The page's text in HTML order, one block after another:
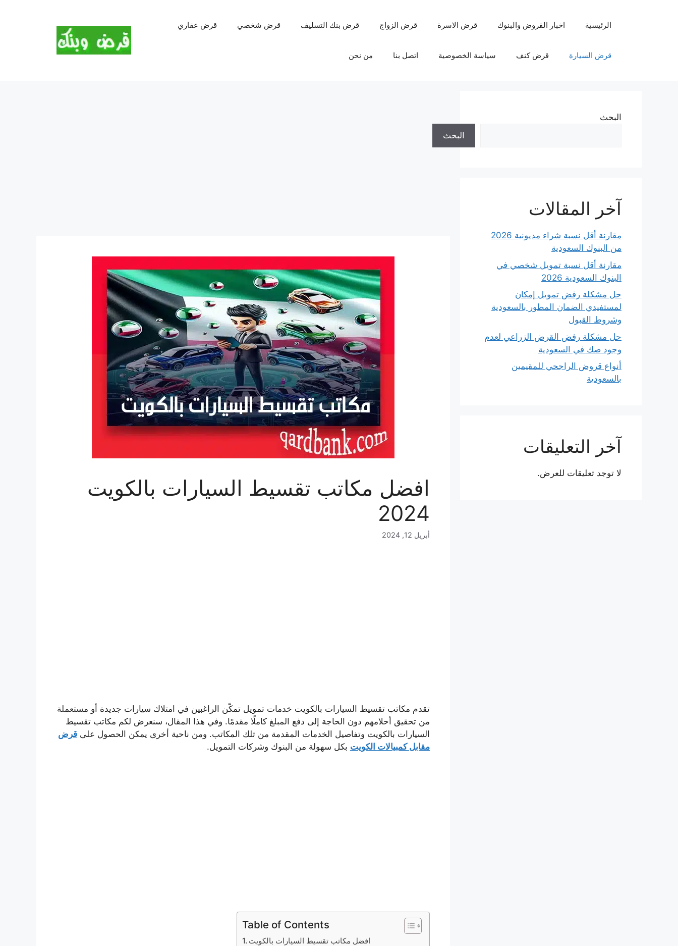
الرئيسية اخبار القروض والبنوك قرض الاسرة قرض الزواج قرض بنك التسليف قرض شخصي قرض عقاري
قرض السيارة قرض كنف سياسة الخصوصية اتصل بنا من نحن
افضل مكاتب تقسيط السيارات بالكويت
2024
أبريل 12, 2024
تقدم مكاتب تقسيط السيارات بالكويت خدمات تمويل تمكّن الراغبين في امتلاك سيارات جديدة أو مستعملة
من تحقيق أحلامهم دون الحاجة إلى دفع المبلغ كاملًا مقدمًا. وفي هذا المقال، سنعرض لكم مكاتب تقسيط
السيارات بالكويت وتفاصيل الخدمات المقدمة من تلك المكاتب. ومن ناحية أخرى يمكن الحصول على قرض
مقابل كمبيالات الكويت بكل سهولة من البنوك وشركات التمويل.
Table of Contents
افضل مكاتب تقسيط السيارات بالكويت
البحث
البحث
آخر المقالات
مقارنة أقل نسبة شراء مديونية 2026
من البنوك السعودية
مقارنة أقل نسبة تمويل شخصي في
البنوك السعودية 2026
حل مشكلة رفض تمويل إمكان
لمستفيدي الضمان المطور بالسعودية
وشروط القبول
حل مشكلة رفض القرض الزراعي لعدم
وجود صك في السعودية
أنواع قروض الراجحي للمقيمين
بالسعودية
آخر التعليقات
لا توجد تعليقات للعرض.